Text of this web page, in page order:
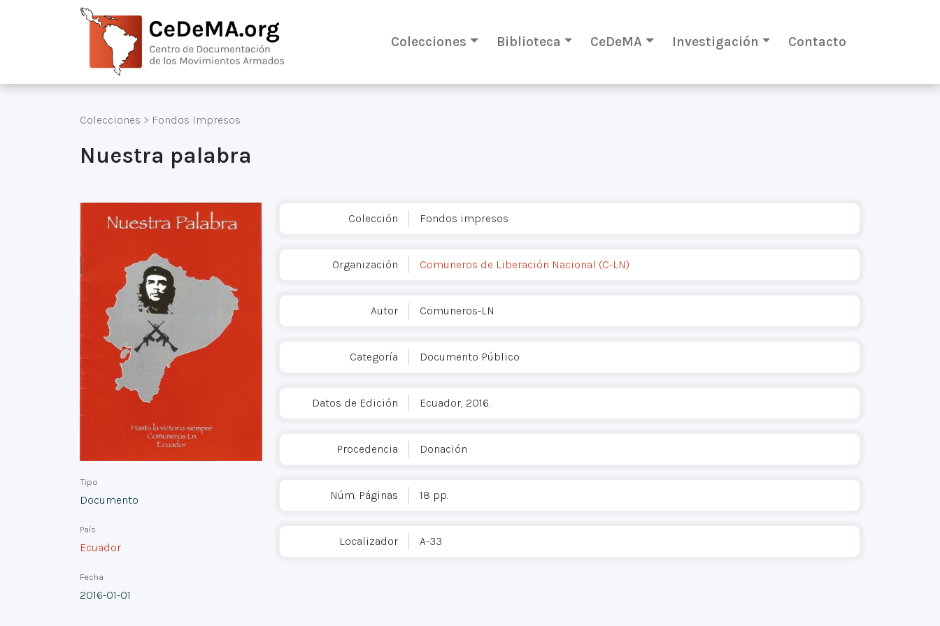
Colecciones Biblioteca CeDeMA Investigación Contacto
Colecciones > Fondos Impresos
Nuestra palabra
Tipo
Documento
País
Ecuador
Fecha
2016-01-01
Colección Fondos impresos
Organización Comuneros de Liberación Nacional (C-LN)
Autor Comuneros-LN
Categoría Documento Público
Datos de Edición Ecuador, 2016.
Procedencia Donación
Núm. Páginas 18 pp.
Localizador A-33